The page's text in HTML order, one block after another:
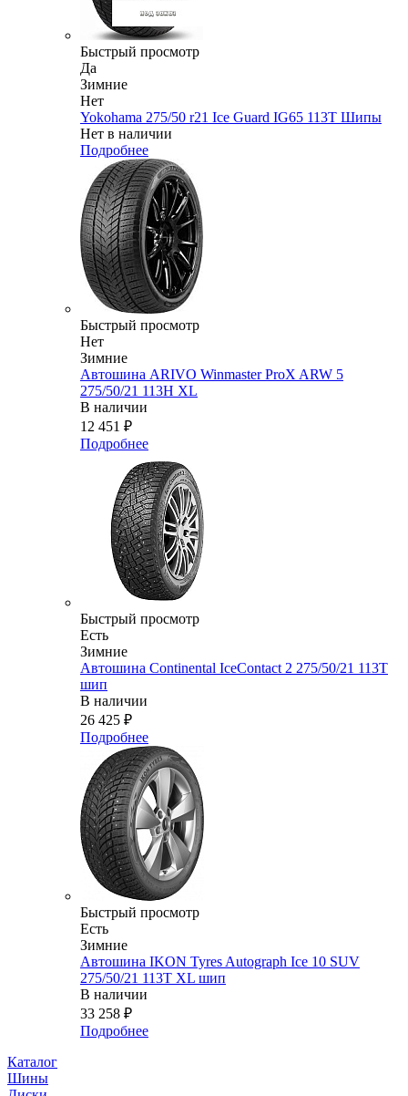
Быстрый просмотр
Да
Зимние
Нет
Yokohama 275/50 r21 Ice Guard IG65 113T Шипы
Нет в наличии
Подробнее
Быстрый просмотр
Нет
Зимние
Автошина ARIVO Winmaster ProX ARW 5
275/50/21 113H XL
В наличии
12 451 ₽
Подробнее
Быстрый просмотр
Есть
Зимние
Автошина Continental IceContact 2 275/50/21 113T
шип
В наличии
26 425 ₽
Подробнее
Быстрый просмотр
Есть
Зимние
Автошина IKON Tyres Autograph Ice 10 SUV
275/50/21 113T XL шип
В наличии
33 258 ₽
Подробнее
Каталог
Шины